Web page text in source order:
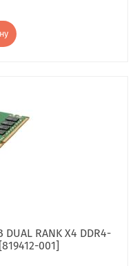
RANK X4 DDR4-
001]